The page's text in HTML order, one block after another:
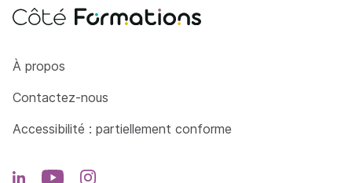
Côté Formations
À propos
Contactez-nous
Accessibilité : partiellement conforme